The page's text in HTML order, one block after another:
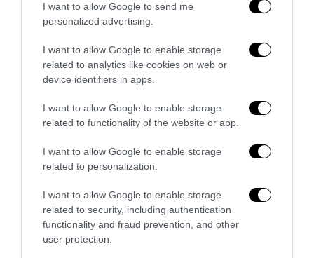
I want to allow Google to send me
personalized advertising.
I want to allow Google to enable storage
related to analytics like cookies on web or
device identifiers in apps.
I want to allow Google to enable storage
related to functionality of the website or app.
I want to allow Google to enable storage
related to personalization.
I want to allow Google to enable storage
related to security, including authentication
functionality and fraud prevention, and other
user protection.
Bonaccini e il mito delle barricate di Parma: quando
l’antifascismo copia il fascismo
6 Agosto 2026